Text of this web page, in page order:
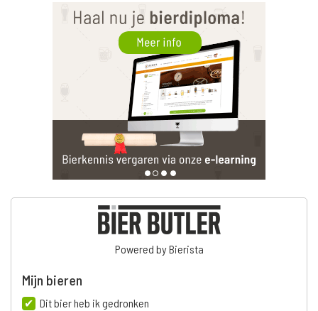
Powered by Bierista
Mijn bieren
Dit bier heb ik gedronken